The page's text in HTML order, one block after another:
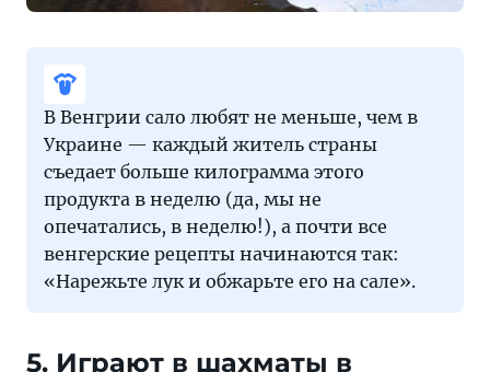
В Венгрии сало любят не меньше, чем в
Украине — каждый житель страны
съедает больше килограмма этого
продукта в неделю (да, мы не
опечатались, в неделю!), а почти все
венгерские рецепты начинаются так:
«Нарежьте лук и обжарьте его на сале».
5. Играют в шахматы в